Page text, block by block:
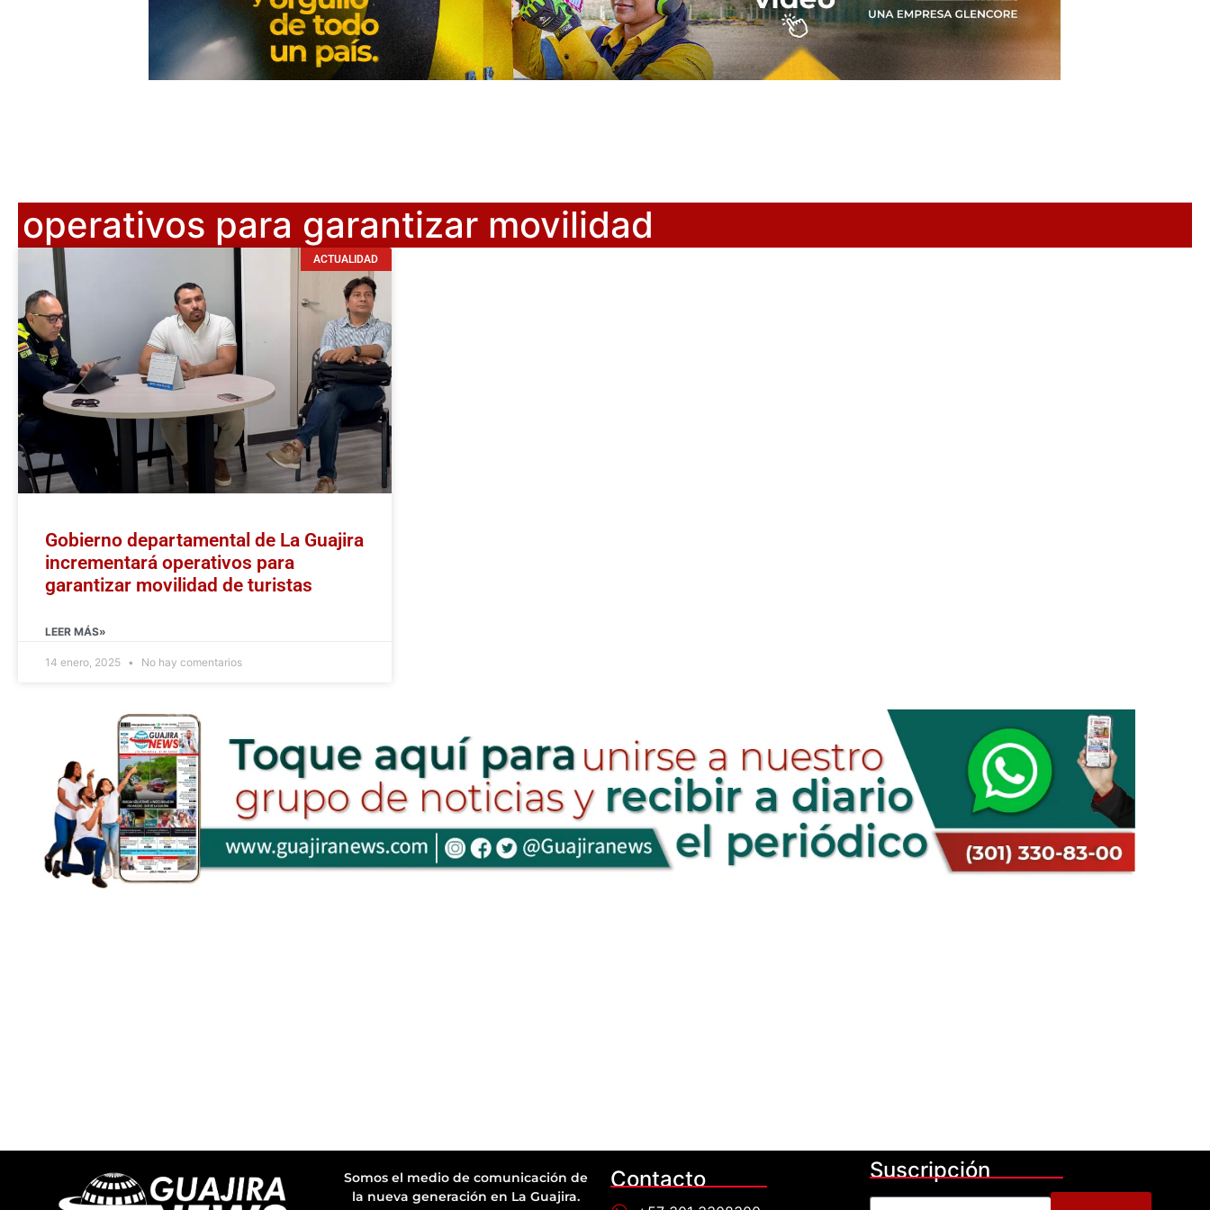
operativos para garantizar movilidad
ACTUALIDAD
Gobierno departamental de La Guajira
incrementará operativos para
garantizar movilidad de turistas
LEER MÁS»
14 enero, 2025 No hay comentarios
Somos el medio de comunicación de
la nueva generación en La Guajira.
Contacto Suscripción